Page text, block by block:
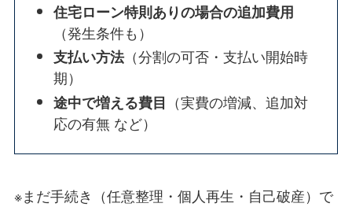
住宅ローン特則ありの場合の追加費用
（発生条件も）
支払い方法（分割の可否・支払い開始時
期）
途中で増える費目 （実費の増減、追加対
応の有無 など）
※まだ手続き（任意整理・個人再生・自己破産）で